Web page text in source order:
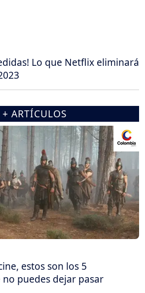
Lo que Netflix eliminará
+ ARTÍCULOS
estos son los 5
puedes dejar pasar